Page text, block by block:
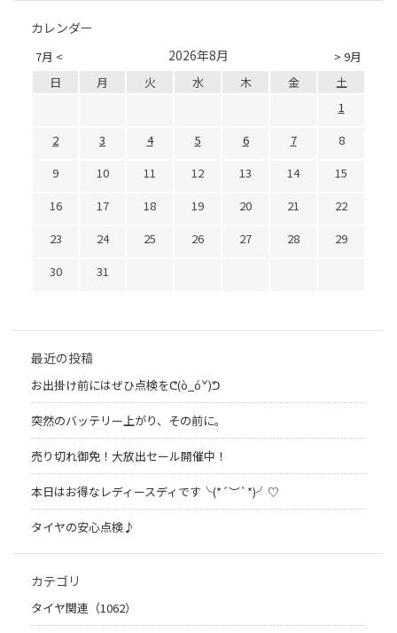
カレンダー
7月 < > 9月
2026年8月
日 月 火 水 木 金
土
1
2
3 4 5 6 7
8
9
10 11 12 13 14
15
16
17 18 19 20 21
22
23
24 25 26 27 28
29
30
31
最近の投稿
お出掛け前にはぜひ点検をᕦ(ò_óˇ)ᕤ
突然のバッテリー上がり、その前に。
売り切れ御免！大放出セール開催中！
本日はお得なレディースディです╰(*´︶`*)╯♡
タイヤの安心点検♪
カテゴリ
タイヤ関連（1062）